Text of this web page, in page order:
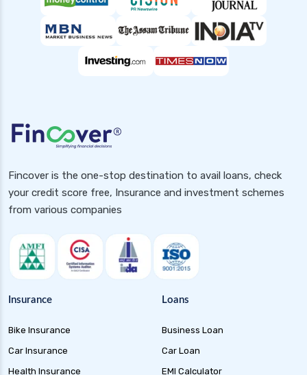
Fincover is the one-stop destination to avail loans, check
your credit score free, Insurance and investment schemes
from various companies
Insurance
Bike Insurance
Car Insurance
Health Insurance
Loans
Business Loan
Car Loan
EMI Calculator